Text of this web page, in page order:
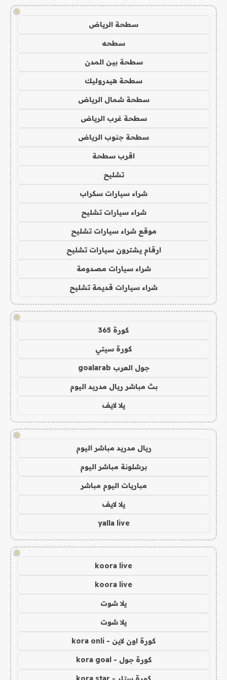
!
سطحة الرياض
سطحه
سطحة بين المدن
سطحة هيدروليك
سطحة شمال الرياض
سطحة غرب الرياض
سطحة جنوب الرياض
اقرب سطحة
تشليح
شراء سيارات سكراب
شراء سيارات تشليح
موقع شراء سيارات تشليح
ارقام يشترون سيارات تشليح
شراء سيارات مصدومة
شراء سيارات قديمة تشليح
!
كورة 365
كورة سيتي
جول العرب goalarab
بث مباشر ريال مدريد اليوم
يلا لايف
!
ريال مدريد مباشر اليوم
برشلونة مباشر اليوم
مباريات اليوم مباشر
يلا لايف
yalla live
!
koora live
koora live
يلا شوت
يلا شوت
كورة اون لاين - kora onli
كورة جول - kora goal